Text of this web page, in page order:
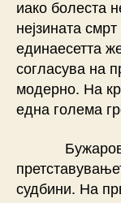
иако болеста
нејзината
единаесетта
согласува на
модерно. На
една голема
судбини. На